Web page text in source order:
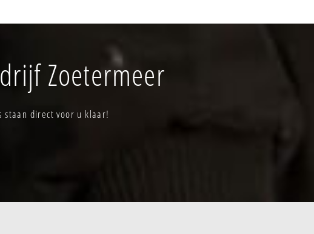
Zoetermeer
staan direct voor u klaar!